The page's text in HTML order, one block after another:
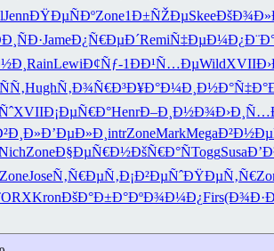
JennÐŸÐµÑÐºZone1Ð±ÑŽÐµSkee
JameÐ¿Ñ€ÐµÐ´RemiÑ‡ÐµÐ¼Ð¿
RainLewiÐ¢Ñƒ-1ÐÐ¹Ñ…ÐµWildXVII
HughÑ‚Ð¾Ñ€Ð³Ð¥Ð°Ð¼Ð¸ Ð½Ð°Ñ‡Ð°
XVIIÐ¡ÐµÑ€Ð°HenrÐ–Ð¸Ð½Ð¾
Ð’ÐµÐ»Ð¸ intrZoneMarkMega
ZoneÐ§ÐµÑ€Ð½ÐšÑ€Ð°ÑToggSusa
ZoneJoseÑ‚Ñ€ÐµÑ‚Ð¡Ð²ÐµÑˆÐŸÐµÑ‚Ñ€
KronÐšÐ°Ð±Ð°ÐºÐ¾Ð¼Ð¿Firs